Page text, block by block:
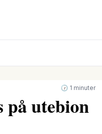
🕝 1 minuter
på utebion